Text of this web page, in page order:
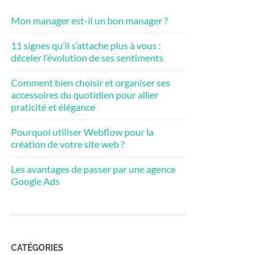
Mon manager est-il un bon manager ?
11 signes qu’il s’attache plus à vous :
déceler l’évolution de ses sentiments
Comment bien choisir et organiser ses
accessoires du quotidien pour allier
praticité et élégance
Pourquoi utiliser Webflow pour la
création de votre site web ?
Les avantages de passer par une agence
Google Ads
CATÉGORIES